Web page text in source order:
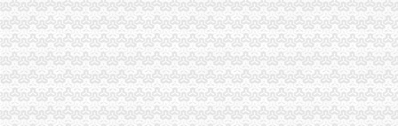
南山定位世界级创新型滨海中心城区_搜狐新闻_搜狐网
上海百佳建筑装饰工程有限公司_上海百佳建筑装饰工程有限公司
深圳南山专业工商代理哪家好？专业财税代理让您省心省力-中介代理-
东江环保股份有限公司公告（系列）_焦点_新浪财经_新浪网
注册深圳南山区小企业.doc
南山塘朗记账报税价格多少年底有没有优惠深圳记账报税今题网
深圳市南山区外资公司注册|代办公司注册-浩瀚财务_【公司注册服务】